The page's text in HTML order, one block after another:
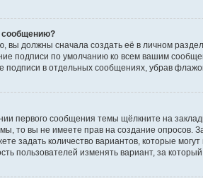
сообщению?
вы должны сначала создать её в личном
подписи по умолчанию ко всем вашим
подписи в отдельных сообщениях, убрав
первого сообщения темы щёлкните на
то вы не имеете прав на создание опросов.
задать количество вариантов, которые
пользователей изменять вариант, за